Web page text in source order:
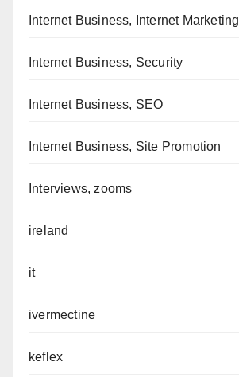
Internet Business, Internet Marketing
Internet Business, Security
Internet Business, SEO
Internet Business, Site Promotion
Interviews, zooms
ireland
it
ivermectine
keflex